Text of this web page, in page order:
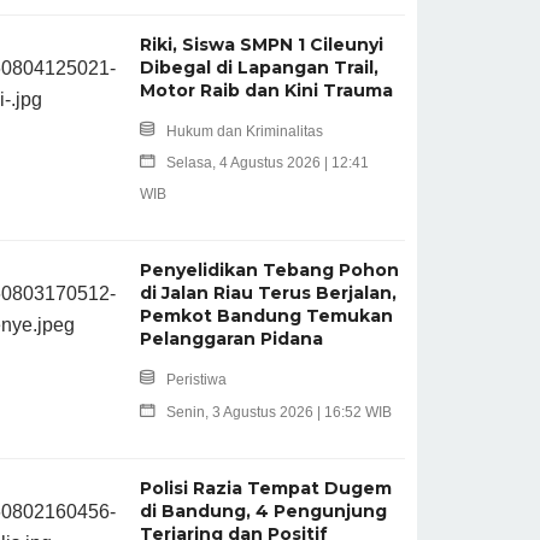
Riki, Siswa SMPN 1 Cileunyi
Dibegal di Lapangan Trail,
Motor Raib dan Kini Trauma
Hukum dan Kriminalitas
Selasa, 4 Agustus 2026 | 12:41
WIB
Penyelidikan Tebang Pohon
di Jalan Riau Terus Berjalan,
Pemkot Bandung Temukan
Pelanggaran Pidana
Peristiwa
Senin, 3 Agustus 2026 | 16:52 WIB
Polisi Razia Tempat Dugem
di Bandung, 4 Pengunjung
Terjaring dan Positif